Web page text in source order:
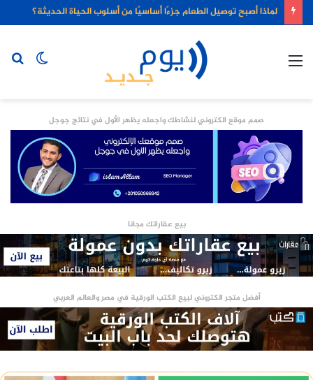
لماذا أصبح توصيل الطعام جزءًا أساسيًا من أسلوب الحياة الحديثة؟
الوضع
صمم موقع الكتروني لنشاطك واجعله يظهر الأول في نتائج جوجل
بيع عقاراتك مجانا
أفضل متجر الكتروني لبيع الكتب الورقية في مصر والعالم العربي